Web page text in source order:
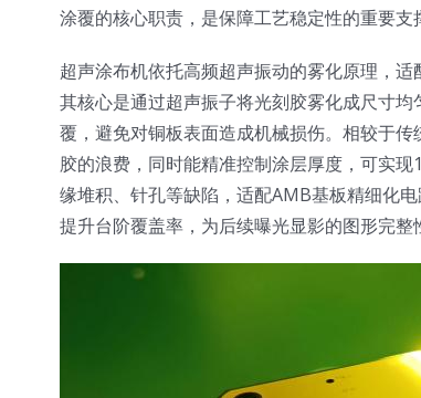
涂覆的核心职责，是保障工艺稳定性的重要支
超声涂布机依托高频超声振动的雾化原理，
其核心是通过超声振子将光刻胶雾化成尺寸
覆，避免对铜板表面造成机械损伤。相较于
胶的浪费，同时能精准控制涂层厚度，可实
缘堆积、针孔等缺陷，适配AMB基板精细化
提升台阶覆盖率，为后续曝光显影的图形完整